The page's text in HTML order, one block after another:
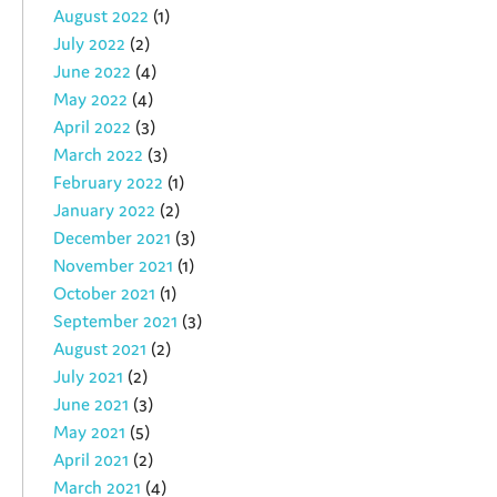
August 2022 (1)
July 2022 (2)
June 2022 (4)
May 2022 (4)
April 2022 (3)
March 2022 (3)
February 2022 (1)
January 2022 (2)
December 2021 (3)
November 2021 (1)
October 2021 (1)
September 2021 (3)
August 2021 (2)
July 2021 (2)
June 2021 (3)
May 2021 (5)
April 2021 (2)
March 2021 (4)